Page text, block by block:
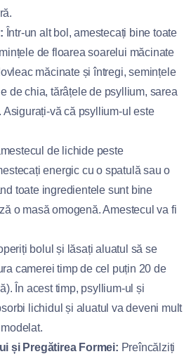
Într-un alt bol, amestecați bine toate
de floarea soarelui măcinate
măcinate și întregi, semințele
de chia, tărâțele de psyllium, sarea
vă că psyllium-ul este
de lichide peste
energic cu o spatulă sau o
toate ingredientele sunt bine
o masă omogenă. Amestecul va fi
bolul și lăsați aluatul să se
camerei timp de cel puțin 20 de
În acest timp, psyllium-ul și
lichidul și aluatul va deveni mult
și Pregătirea Formei: Preîncălziți